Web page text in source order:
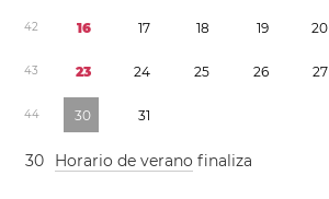
42 16 17 18 19 20
43 23 24 25 26 27
44 30 31
30 Horario de verano finaliza